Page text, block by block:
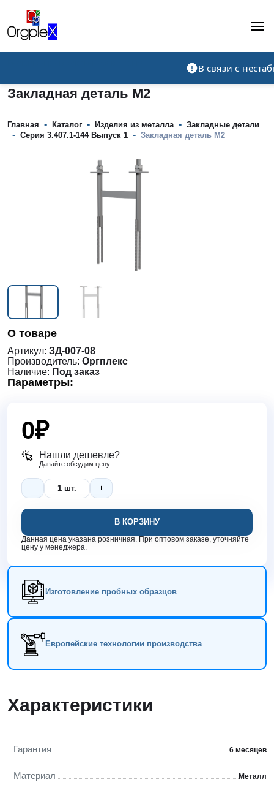
В связи с
Закладная деталь М2
Главная - Каталог - Изделия из металла - Закладные детали
- Серия 3.407.1-144 Выпуск 1 - Закладная деталь М2
О товаре
Артикул: ЗД-007-08
Производитель: Оргплекс
Наличие: Под заказ
Параметры:
0₽
Нашли дешевле?
Давайте обсудим цену
В КОРЗИНУ
Данная цена указана розничная. При оптовом заказе, уточняйте
цену у менеджера.
Изготовление пробных образцов
Европейские технологии производства
Характеристики
Гарантия 6 месяцев
Материал Металл